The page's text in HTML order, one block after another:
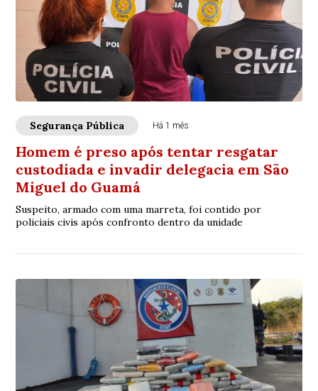
Segurança Pública Há 1 mês
Homem é preso após tentar resgatar
custodiada e invadir delegacia em São
Miguel do Guamá
Suspeito, armado com uma marreta, foi contido por
policiais civis após confronto dentro da unidade